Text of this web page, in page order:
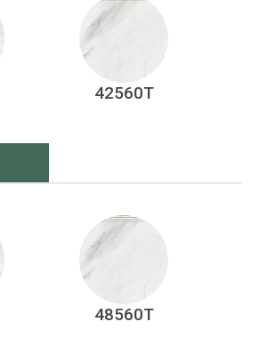
42560T
48560T